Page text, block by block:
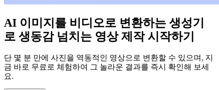
AI 이미지를 비디오로 변환하는 생성기
로 생동감 넘치는 영상 제작 시작하기
단 몇 분 만에 사진을 역동적인 영상으로 변환할 수 있으며, 지
금 바로 무료로 체험하여 그 놀라운 결과를 즉시 확인해 보세
요.